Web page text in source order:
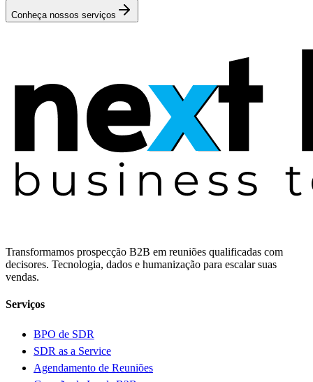
Conheça nossos serviços
Transformamos prospecção B2B em reuniões qualificadas com
decisores. Tecnologia, dados e humanização para escalar suas
vendas.
Serviços
BPO de SDR
SDR as a Service
Agendamento de Reuniões